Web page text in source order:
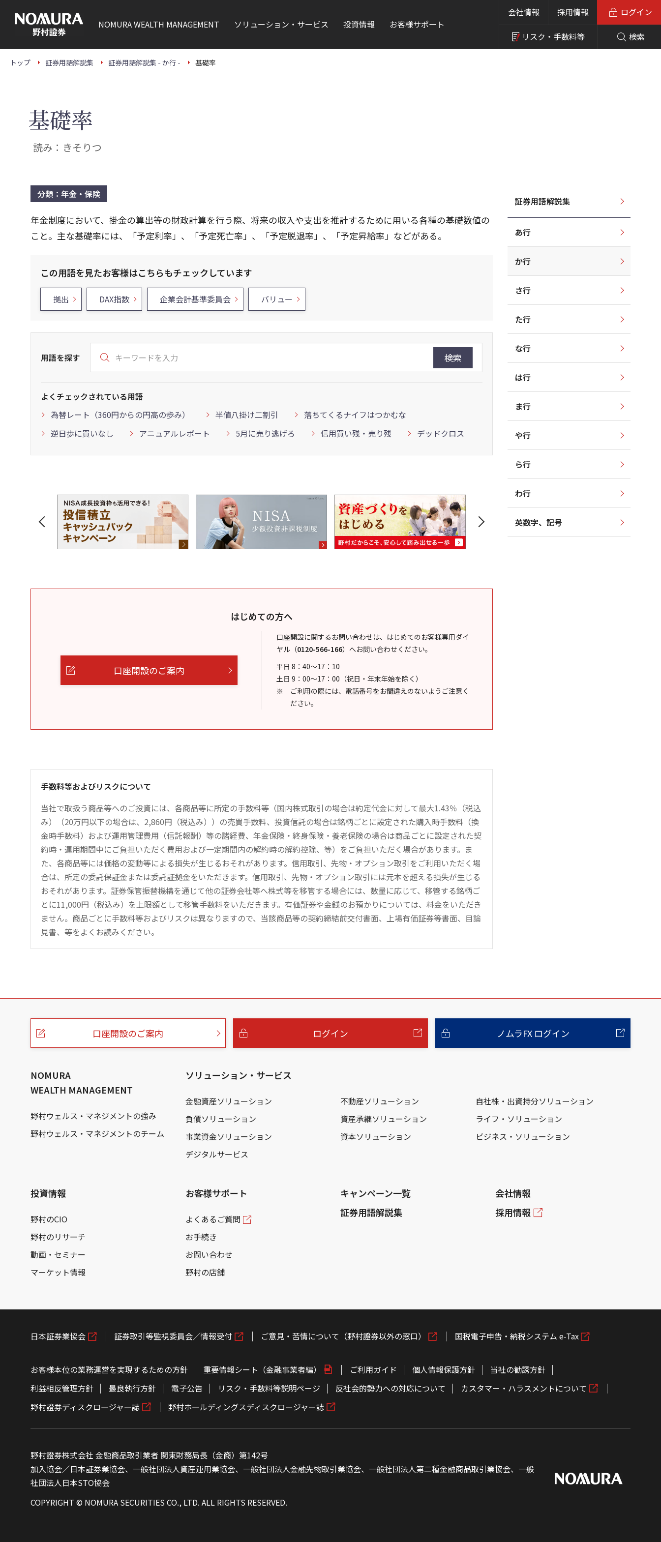
本
NOMURAWEALTH MANAGEMENT ソリューション・サービス 投資情報 お客様サポート
会社情報 採用情報
リスク・ 手数料等 検索
ログイン
トップ 証券用語解説集 証券用語解説集 - か行 - 基礎率
基礎率
読み：きそりつ
分類：年金・保険
年金制度において、掛金の算出等の財政計算を行う際、将来の収入や支出を推計するために用いる各種の基礎数値の
こと。主な基礎率には、「予定利率」、「予定死亡率」、「予定脱退率」、「予定昇給率」などがある。
この用語を見たお客様はこちらもチェックしています
拠出 DAX指数 企業会計基準委員会 バリュー
用語を探す 検索
よくチェックされている用語
為替レート（360円からの円高の歩み）
半値八掛け二割引
落ちてくるナイフはつかむな
逆日歩に買いなし
アニュアルレポート 5月に売り逃げろ 信用買い残・売り残 デッドクロス
はじめての方へ
口座開設のご案内
口座開設に関するお問い合わせは、はじめてのお客様専用ダイ
ヤル （0120-566-166） へお問い合わせください。
平日 8：40～17：10
土日 9：00～17：00（祝日・年末年始を除く）
ご利用の際には、電話番号をお間違えのないようご注意く
ださい。
手数料等およびリスクについて
当社で取扱う商品等へのご投資には、各商品等に所定の手数料等（国内株式取引の場合は約定代金に対して最大1.43％（税込
み）（20万円以下の場合は、2,860円（税込み））の売買手数料、投資信託の場合は銘柄ごとに設定された購入時手数料（換
金時手数料）および運用管理費用（信託報酬）等の諸経費、年金保険・終身保険・養老保険の場合は商品ごとに設定された契
約時・運用期間中にご負担いただく費用および一定期間内の解約時の解約控除、等）をご負担いただく場合があります。ま
た、各商品等には価格の変動等による損失が生じるおそれがあります。信用取引、先物・オプション取引をご利用いただく場
合は、所定の委託保証金または委託証拠金をいただきます。信用取引、先物・オプション取引には元本を超える損失が生じる
おそれがあります。証券保管振替機構を通じて他の証券会社等へ株式等を移管する場合には、数量に応じて、移管する銘柄ご
とに11,000円（税込み）を上限額として移管手数料をいただきます。有価証券や金銭のお預かりについては、料金をいただき
ません。商品ごとに手数料等およびリスクは異なりますので、当該商品等の契約締結前交付書面、上場有価証券等書面、目論
見書、等をよくお読みください。
証券用語解説集
あ行
か行
さ行
た行
な行
は行
ま行
や行
ら行
わ行
英数字、記号
こ
口座開設のご案内 ログイン ノムラFX ログイン
NOMURA
WEALTH MANAGEMENT
野村ウェルス・マネジメントの強み
野村ウェルス・マネジメントのチーム
ソリューション・サービス
金融資産ソリューション 不動産ソリューション
自社株・出資持分ソリューション
負債ソリューション
資産承継ソリューション
ライフ・ソリューション
事業資金ソリューション
資本ソリューション
ビジネス・ソリューション
デジタルサービス
投資情報
野村のCIO
野村のリサーチ
動画・セミナー
マーケット情報
お客様サポート
よくあるご質問
お手続き
お問い合わせ
野村の店舗
キャンペーン一覧
証券用語解説集
会社情報
採用情報
日本証券業協会 証券取引等監視委員会／情報受付 ご意見・苦情について（野村證券以外の窓口） 国税電子申告・納税システム e-Tax
お客様本位の業務運営を実現するための方針 重要情報シート（金融事業者編） ご利用ガイド 個人情報保護方針
当社の勧誘方針
利益相反管理方針
最良執行方針 電子公告 リスク・手数料等説明ページ 反社会的勢力への対応について
カスタマー・ハラスメントについて
野村證券ディスクロージャー誌
野村ホールディングスディスクロージャー誌
野村證券株式会社 金融商品取引業者 関東財務局長（金商）第142号
加入協会／日本証券業協会、一般社団法人資産運用業協会、一般社団法人金融先物取引業協会、一般社団法人第二種金融商品取引業協会、一般
社団法人日本STO協会
COPYRIGHT © NOMURA SECURITIES CO., LTD. ALL RIGHTS RESERVED.